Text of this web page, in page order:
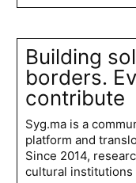
Building
borders.
contribute
Syg.ma is a
platform and
Since 2014,
cultural